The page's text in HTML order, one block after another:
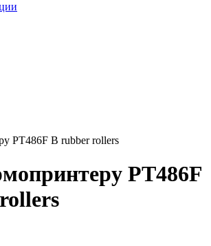
PT486F B rubber rollers
PT486F